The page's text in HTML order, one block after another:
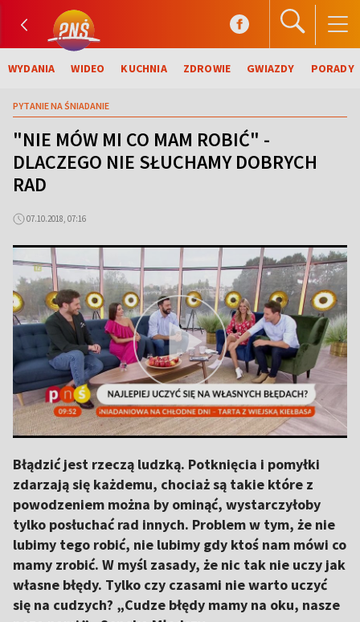
WYDANIA WIDEO KUCHNIA ZDROWIE GWIAZDY PORADY
PYTANIE NA ŚNIADANIE
"NIE MÓW MI CO MAM ROBIĆ" -
DLACZEGO NIE SŁUCHAMY DOBRYCH
RAD
07.10.2018, 07:16
Błądzić jest rzeczą ludzką. Potknięcia i pomyłki
zdarzają się każdemu, chociaż są takie które z
powodzeniem można by ominąć, wystarczyłoby
tylko posłuchać rad innych. Problem w tym, że nie
lubimy tego robić, nie lubimy gdy ktoś nam mówi co
mamy zrobić. W myśl zasady, że nic tak nie uczy jak
własne błędy. Tylko czy czasami nie warto uczyć
się na cudzych? „Cudze błędy mamy na oku, nasze